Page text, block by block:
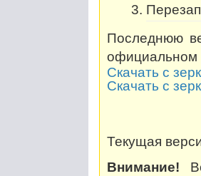
Последнюю
официальном
Скачать с
Скачать с
Текущая
Внимание!